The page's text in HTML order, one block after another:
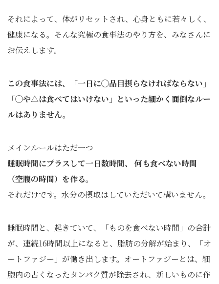
それによって、体がリセットされ、心身ともに若々しく、
健康になる。そんな究極の食事法のやり方を、みなさんに
お伝えします。
この食事法には、「一日に◯品目摂らなければならない」
「◯や△は食べてはいけない」といった細かく面倒なルー
ルはありません。
メインルールはただ一つ
睡眠時間にプラスして一日数時間、 何も食べない時間
（空腹の時間）を作る。
それだけです。水分の摂取はしていただいて構いません。
睡眠時間と、起きていて、「ものを食べない時間」の合計
が、連続16時間以上になると、脂肪の分解が始まり、「オ
ートファジー」が働き出します。オートファジーとは、細
胞内の古くなったタンパク質が除去され、新しいものに作